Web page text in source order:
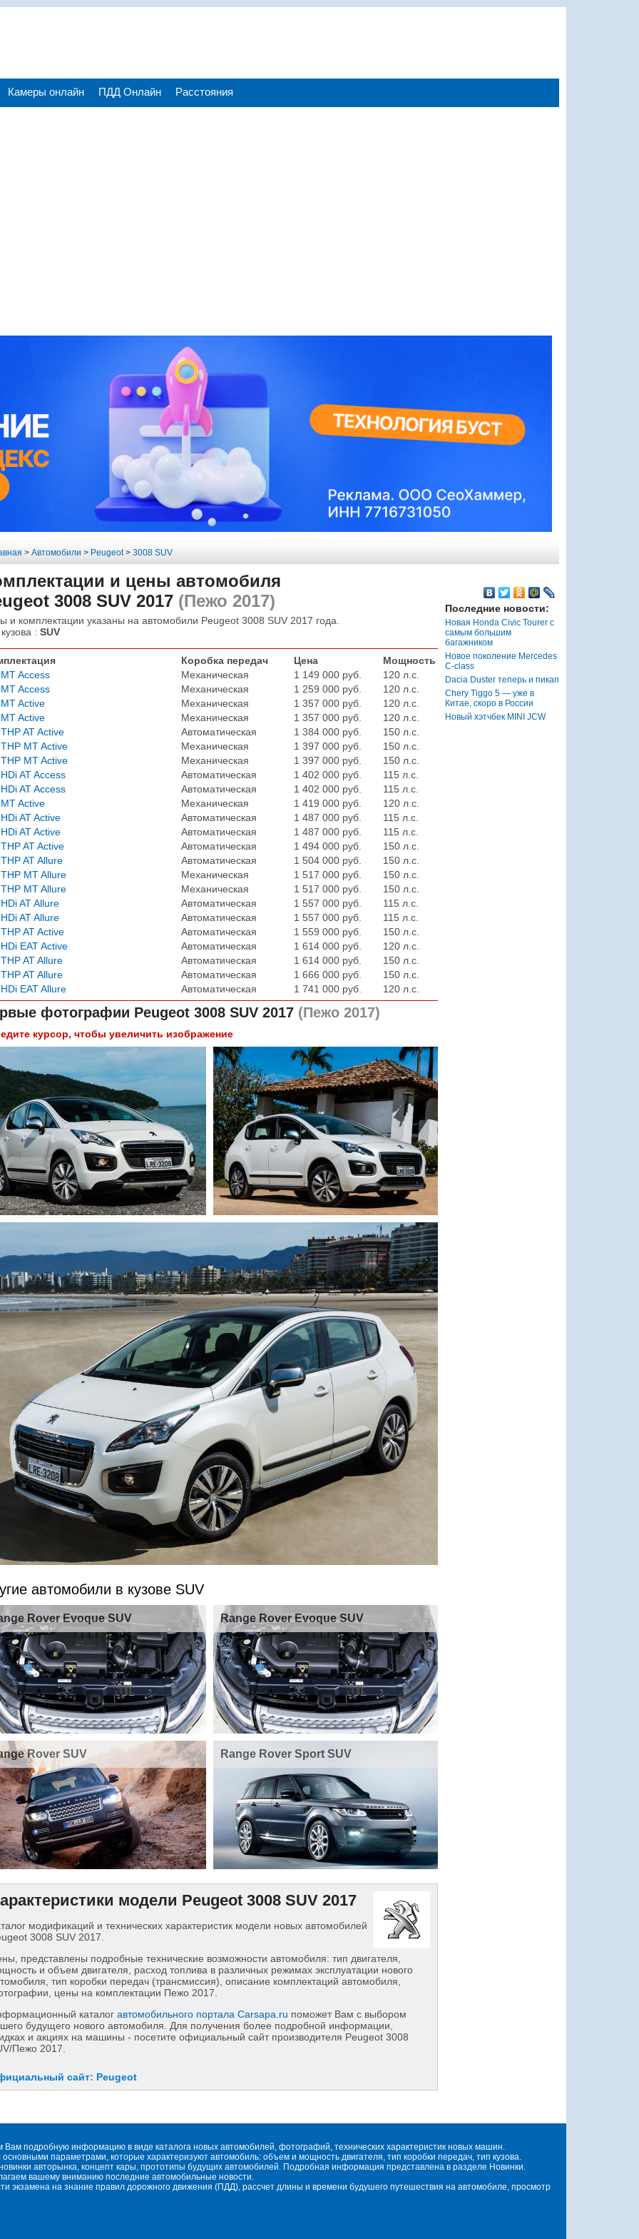
Камеры онлайн ПДД Онлайн Расстояния
> Автомобили > Peugeot> 3008 SUV
и цены автомобиля
3008 SUV 2017(Пежо 2017)
и комплектации указаны на автомобили Peugeot 3008 SUV 2017 года.
: SUV
Коробка передач Цена
Мощность
Access
Механическая 1 149 000 руб.
120 л.с.
Access
Механическая 1 259 000 руб.
120 л.с.
Active
Механическая 1 357 000 руб.
120 л.с.
Active
Механическая 1 357 000 руб.
120 л.с.
AT Active
Автоматическая 1 384 000 руб.
150 л.с.
MT Active
Механическая 1 397 000 руб.
150 л.с.
MT Active
Механическая 1 397 000 руб.
150 л.с.
AT Access
Автоматическая 1 402 000 руб.
115 л.с.
AT Access
Автоматическая 1 402 000 руб.
115 л.с.
Active
Механическая 1 419 000 руб.
120 л.с.
AT Active
Автоматическая 1 487 000 руб.
115 л.с.
AT Active
Автоматическая 1 487 000 руб.
115 л.с.
AT Active
Автоматическая 1 494 000 руб.
150 л.с.
AT Allure
Автоматическая 1 504 000 руб.
150 л.с.
MT Allure
Механическая 1 517 000 руб.
150 л.с.
MT Allure
Механическая 1 517 000 руб.
150 л.с.
AT Allure
Автоматическая 1 557 000 руб.
115 л.с.
AT Allure
Автоматическая 1 557 000 руб.
115 л.с.
AT Active
Автоматическая 1 559 000 руб.
150 л.с.
EAT Active
Автоматическая 1 614 000 руб.
120 л.с.
AT Allure
Автоматическая 1 614 000 руб.
150 л.с.
AT Allure
Автоматическая 1 666 000 руб.
150 л.с.
EAT Allure
Автоматическая 1 741 000 руб. 120 л.с.
фотографии Peugeot 3008 SUV 2017(Пежо 2017)
курсор, чтобы увеличить изображение
автомобили в кузове SUV
Rover Evoque SUV Range Rover Evoque SUV
Rover SUV Range Rover Sport SUV
модели Peugeot 3008 SUV 2017
модификаций и технических характеристик модели новых автомобилей
3008 SUV 2017.
представлены подробные технические возможности автомобиля: тип двигателя,
и объем двигателя, расход топлива в различных режимах эксплуатации нового
тип коробки передач (трансмиссия), описание комплектаций автомобиля,
цены на комплектации Пежо 2017.
каталог автомобильного портала Carsapa.ru поможет Вам с выбором
будущего нового автомобиля. Для получения более подробной информации,
и акциях на машины - посетите официальный сайт производителя Peugeot 3008
Пежо 2017.
сайт: Peugeot
Последние новости:
Новая Honda Civic Tourer с
самым большим
багажником
Новое поколение Mercedes
C-class
Dacia Duster теперь и пикап
Chery Tiggo 5 — уже в
Китае, скоро в России
Новый хэтчбек MINI JCW
подробную информацию в виде каталога новых автомобилей, фотографий, технических характеристик новых машин.
параметрами, которые характеризуют автомобиль: объем и мощность двигателя, тип коробки передач, тип кузова.
авторынка, концепт кары, прототипы будущих автомобилей. Подробная информация представлена в разделе Новинки.
вашему вниманию последние автомобильные новости.
экзамена на знание правил дорожного движения (ПДД), рассчет длины и времени будушего путешествия на автомобиле, просмотр